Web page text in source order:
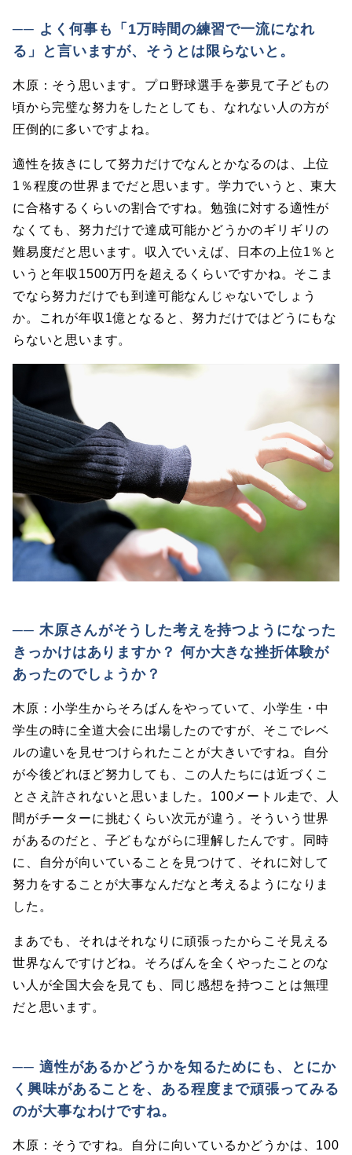
── よく何事も「1万時間の練習で一流になれ
る」と言いますが、そうとは限らないと。
木原：そう思います。プロ野球選手を夢見て子どもの
頃から完璧な努力をしたとしても、なれない人の方が
圧倒的に多いですよね。
適性を抜きにして努力だけでなんとかなるのは、上位
1％程度の世界までだと思います。学力でいうと、東大
に合格するくらいの割合ですね。勉強に対する適性が
なくても、努力だけで達成可能かどうかのギリギリの
難易度だと思います。収入でいえば、日本の上位1％と
いうと年収1500万円を超えるくらいですかね。そこま
でなら努力だけでも到達可能なんじゃないでしょう
か。これが年収1億となると、努力だけではどうにもな
らないと思います。
── 木原さんがそうした考えを持つようになった
きっかけはありますか？ 何か大きな挫折体験が
あったのでしょうか？
木原：小学生からそろばんをやっていて、小学生・中
学生の時に全道大会に出場したのですが、そこでレベ
ルの違いを見せつけられたことが大きいですね。自分
が今後どれほど努力しても、この人たちには近づくこ
とさえ許されないと思いました。100メートル走で、人
間がチーターに挑むくらい次元が違う。そういう世界
があるのだと、子どもながらに理解したんです。同時
に、自分が向いていることを見つけて、それに対して
努力をすることが大事なんだなと考えるようになりま
した。
まあでも、それはそれなりに頑張ったからこそ見える
世界なんですけどね。そろばんを全くやったことのな
い人が全国大会を見ても、同じ感想を持つことは無理
だと思います。
── 適性があるかどうかを知るためにも、とにか
く興味があることを、ある程度まで頑張ってみる
のが大事なわけですね。
木原：そうですね。自分に向いているかどうかは、100